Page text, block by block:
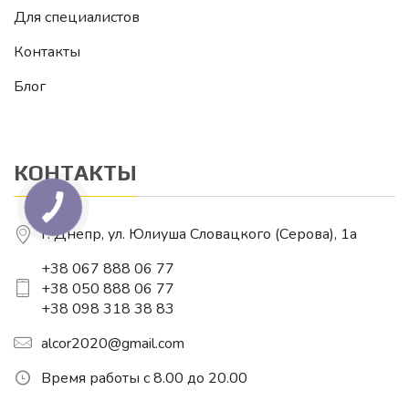
Для специалистов
Контакты
Блог
КОНТАКТЫ
г. Днепр, ул. Юлиуша Словацкого (Серова), 1a
+38 067 888 06 77
+38 050 888 06 77
+38 098 318 38 83
alcor2020@gmail.com
Время работы с 8.00 до 20.00